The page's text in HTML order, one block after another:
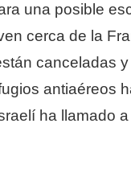
una posible
cerca de la
canceladas
antiaéreos
ha llamado